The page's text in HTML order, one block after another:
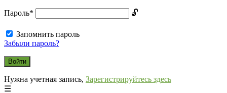
Пароль*
Запомнить пароль
Забыли пароль?
Нужна учетная запись, Зарегистрируйтесь здесь